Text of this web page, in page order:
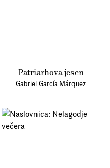
Patriarhova jesen
Gabriel García Márquez